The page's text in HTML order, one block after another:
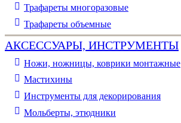
Трафареты многоразовые
Трафареты объемные
АКСЕССУАРЫ, ИНСТРУМЕНТЫ
Ножи, ножницы, коврики монтажные
Мастихины
Инструменты для декорирования
Мольберты, этюдники